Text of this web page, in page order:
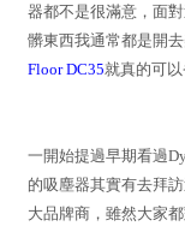
器都不是很滿意，面
髒東西我通常都是開
Floor DC35就真的可以
一開始提過早期看過
的吸塵器其實有去拜
大品牌商，雖然大家